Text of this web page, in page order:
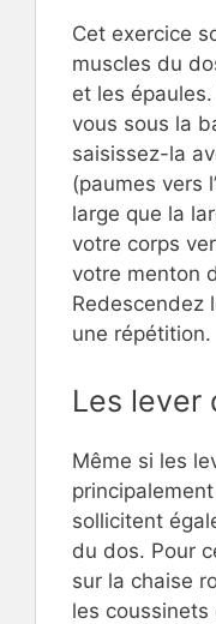
Cet exercice
muscles du
et les
vous sous la
saisissez-la
(paumes vers
large que la
votre corps
votre menton
Redescendez
une répétition.
Les lever
Même si les
sollicitent
du dos. Pour
sur la chaise
les coussinets